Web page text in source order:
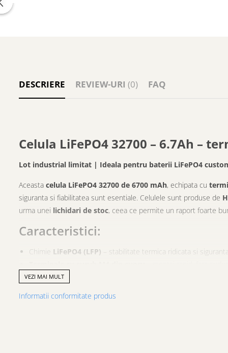
DESCRIERE REVIEW-URI (0) FAQ
Celula LiFePO4 32700 – 6.7Ah –
Lot industrial limitat | Ideala pentru baterii LiFePO4
Aceasta celula LiFePO4 32700 de 6700 mAh, echipata cu
siguranta si fiabilitatea sunt esentiale. Celulele sunt produse de
urma unei lichidari de stoc, ceea ce permite un raport foarte
Caracteristici:
Chimie LiFePO4 (LFP) – stabilitate termica ridicata si
Curenti mari de descarcare, inclusiv impulsuri de pana la
Parametri electrici consistenti, specifici productiei industriale
VEZI MAI MULT
Informatii conformitate produs